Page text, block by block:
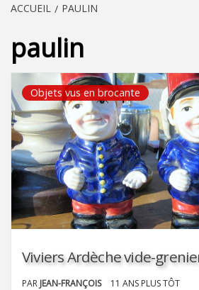
ACCUEIL PAULIN
paulin
Objets vus en brocante
Viviers Ardèche vide-
PAR JEAN-FRANÇOIS 11 ANS PLUS TÔT